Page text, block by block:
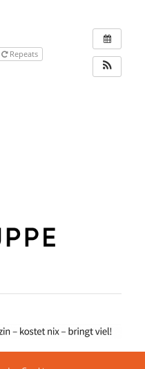
Repeats